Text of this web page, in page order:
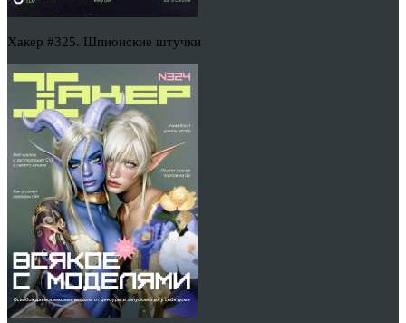
Хакер #325. Шпионские штучки